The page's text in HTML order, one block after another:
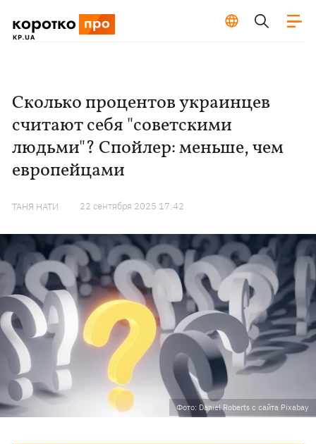
Сколько процентов украинцев
считают себя "советскими
людьми"? Спойлер: меньше, чем
европейцами
ТАНЯ НАТИ 22 сентября 2025 17:42
Фото: Daniel Roberts с сайта Pixabay